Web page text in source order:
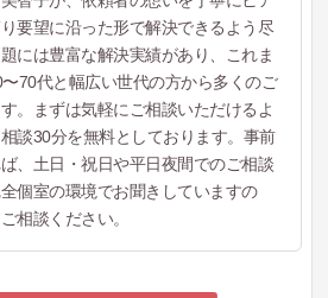
要望に沿った形で解決できるよう尽
には豊富な解決実績があり、これま
70代と幅広い世代の方から多くのご
。まずは気軽にご相談いただけるよ
談30分を無料としております。事前
、土日・祝日や平日夜間でのご相談
個室の環境でお聞きしていますの
相談ください。